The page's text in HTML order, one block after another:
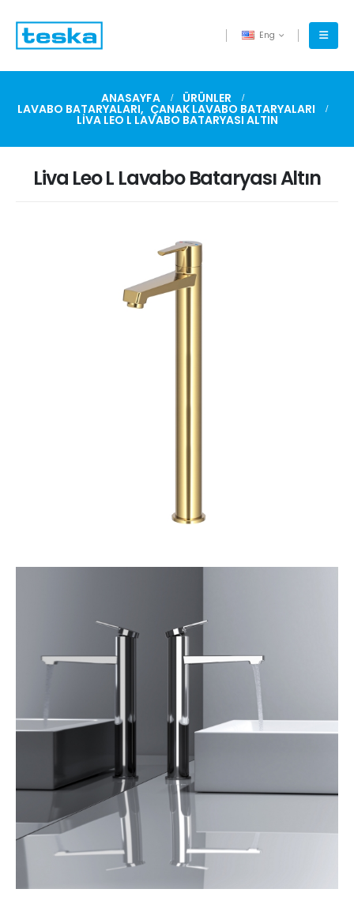
Eng
ANASAYFA ÜRÜNLER
LAVABO BATARYALARI, ÇANAK LAVABO BATARYALARI
LIVA LEO L LAVABO BATARYASI ALTIN
Liva Leo L Lavabo Bataryası Altın